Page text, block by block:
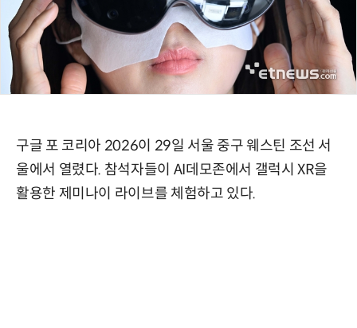
구글 포 코리아 2026이 29일 서울 중구 웨스틴 조선 서
울에서 열렸다. 참석자들이 AI데모존에서 갤럭시 XR을
활용한 제미나이 라이브를 체험하고 있다.